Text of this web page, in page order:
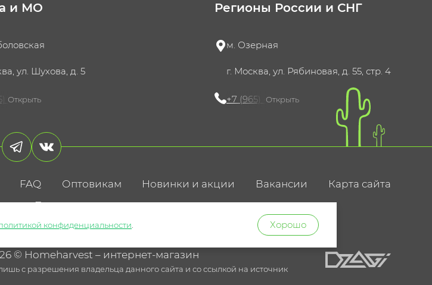
и МО
ул. Шухова, д. 5
721-60-15
Открыть
Регионы России и СНГ
м. Озерная
г. Москва, ул. Рябиновая, д. 55, стр. 4
+7 (965) 420-10-10
Открыть
FAQ Оптовикам Новинки и акции Вакансии Карта сайта
Пользовательское соглашение
© Homeharvest – интернет-магазин
с разрешения владельца данного сайта и со ссылкой на источник
конфиденциальности Хорошо